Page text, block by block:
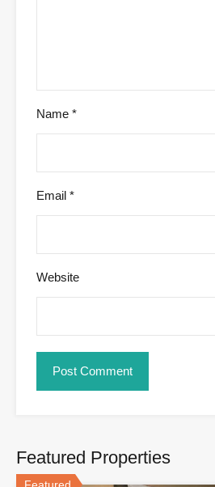
Name *
Email *
Website
Featured Properties
Featured